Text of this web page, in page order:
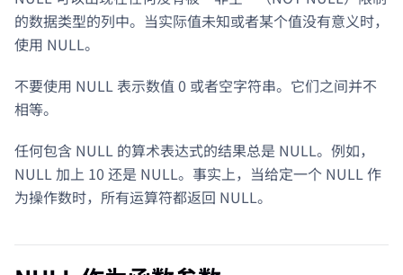
的数据类型的列中。当实际值未知或者某个值没有意义时，
使用 NULL。
不要使用 NULL 表示数值 0 或者空字符串。它们之间并不
相等。
任何包含 NULL 的算术表达式的结果总是 NULL。例如，
NULL 加上 10 还是 NULL。事实上，当给定一个 NULL 作
为操作数时，所有运算符都返回 NULL。